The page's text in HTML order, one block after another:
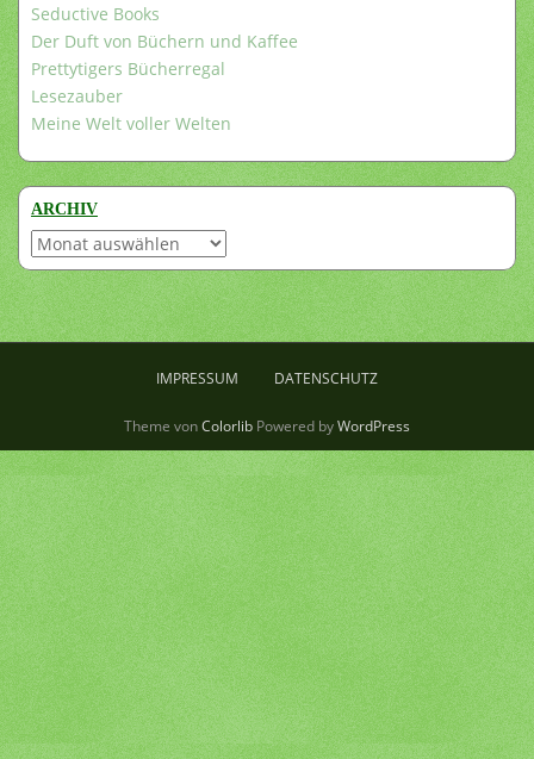
Seductive Books
Der Duft von Büchern und Kaffee
Prettytigers Bücherregal
Lesezauber
Meine Welt voller Welten
ARCHIV
Archiv
IMPRESSUM DATENSCHUTZ
Theme vonColorlib Powered byWordPress